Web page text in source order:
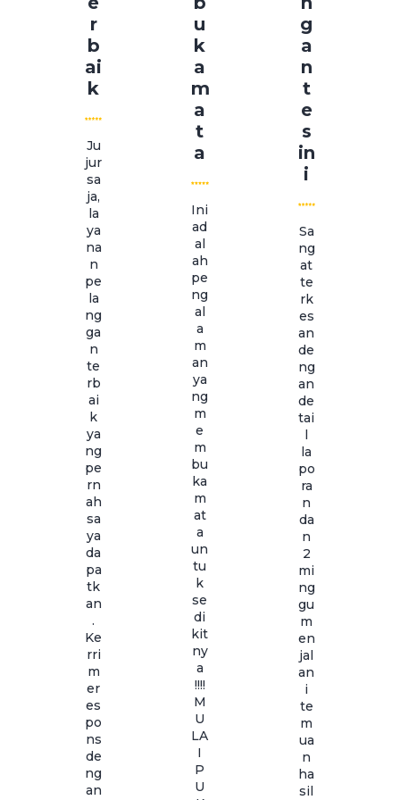
r
b
ai
k
Ju
jur
sa
ja,
la
ya
na
n
pe
la
ng
ga
n
te
rb
ai
k
ya
ng
pe
rn
ah
sa
ya
da
pa
tk
an
.
Ke
rri
m
er
es
po
ns
de
ng
an
u
k
a
m
a
t
a
Ini
ad
al
ah
pe
ng
al
a
m
an
ya
ng
m
e
m
bu
ka
m
at
a
un
tu
k
se
di
kit
ny
a
!!!!
M
U
LA
I
P
U
g
a
n
t
e
s
in
i
Sa
ng
at
te
rk
es
an
de
ng
an
de
tai
l
la
po
ra
n
da
n
2
mi
ng
gu
m
en
jal
an
i
te
m
ua
n
ha
sil